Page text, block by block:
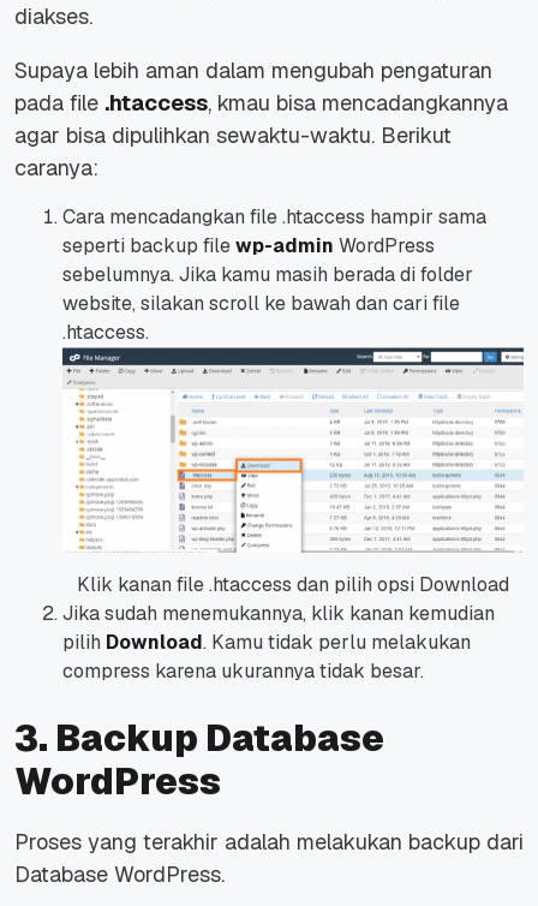
diakses.
Supaya lebih aman dalam mengubah pengaturan
pada file .htaccess, kmau bisa mencadangkannya
agar bisa dipulihkan sewaktu-waktu. Berikut
caranya:
Cara mencadangkan file.htaccess hampir sama
seperti backup filewp-admin WordPress
sebelumnya. Jika kamu masih berada di folder
website, silakan scroll ke bawah dan cari file
.htaccess.
Klik kanan file .htaccess dan pilih opsi Download
Jika sudah menemukannya, klik kanan kemudian
pilih Download. Kamu tidak perlu melakukan
compress karena ukurannya tidak besar.
3. Backup Database
WordPress
Proses yang terakhir adalah melakukan backup dari
Database WordPress.